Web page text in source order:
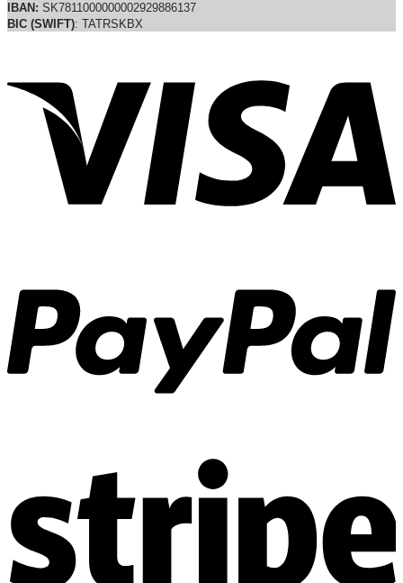
IBAN: SK7811000000002929886137
BIC (SWIFT): TATRSKBX